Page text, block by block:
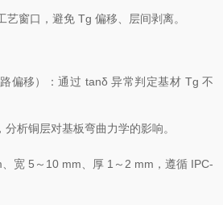
窗口，避免 Tg 偏移、层间剥离。
偏移）：通过 tanδ 异常判定基材 Tg 不
析铜层对基板弯曲力学的影响。
宽 5～10 mm、厚 1～2 mm，遵循 IPC-